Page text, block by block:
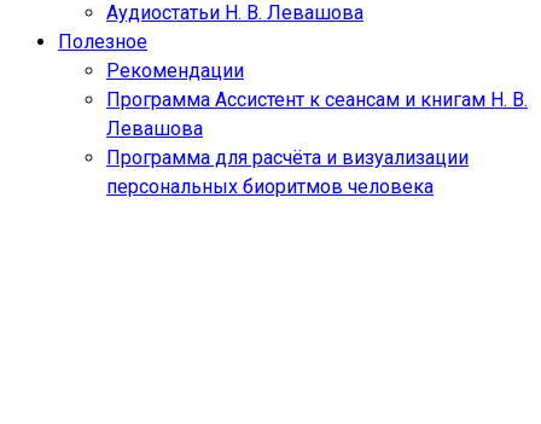
Аудиостатьи Н. В. Левашова
Полезное
Рекомендации
Программа Ассистент к сеансам и книгам Н. В.
Левашова
Программа для расчёта и визуализации
персональных биоритмов человека